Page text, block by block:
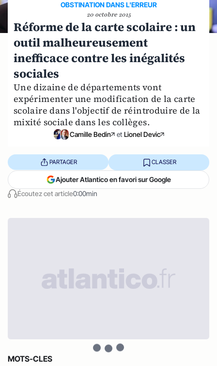
OBSTINATION DANS L'ERREUR
20 octobre 2015
Réforme de la carte scolaire : un
outil malheureusement
inefficace contre les inégalités
sociales
Une dizaine de départements vont
expérimenter une modification de la carte
scolaire dans l'objectif de réintroduire de la
mixité sociale dans les collèges.
Camille Bedin et Lionel Devic
Écoutez cet article0:00min
PARTAGER CLASSER
Ajouter Atlantico en favori sur Google
MOTS-CLES